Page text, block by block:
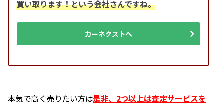
買い取ります！という会社さんですね。
カーネクストへ
本気で高く売りたい方は是非、2つ以上は査定サービスを